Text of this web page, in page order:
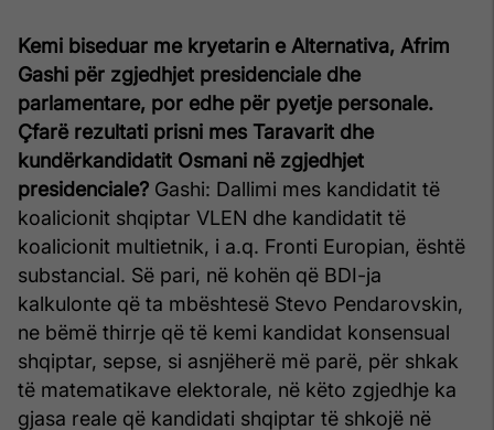
Kemi biseduar me kryetarin e Alternativa, Afrim
Gashi për zgjedhjet presidenciale dhe
parlamentare, por edhe për pyetje personale.
Çfarë rezultati prisni mes Taravarit dhe
kundërkandidatit Osmani në zgjedhjet
presidenciale? Gashi: Dallimi mes kandidatit të
koalicionit shqiptar VLEN dhe kandidatit të
koalicionit multietnik, i a.q. Fronti Europian, është
substancial. Së pari, në kohën që BDI-ja
kalkulonte që ta mbështesë Stevo Pendarovskin,
ne bëmë thirrje që të kemi kandidat konsensual
shqiptar, sepse, si asnjëherë më parë, për shkak
të matematikave elektorale, në këto zgjedhje ka
gjasa reale që kandidati shqiptar të shkojë në